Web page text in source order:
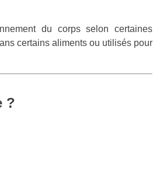
du corps selon certaines
certains aliments ou utilisés pour
?